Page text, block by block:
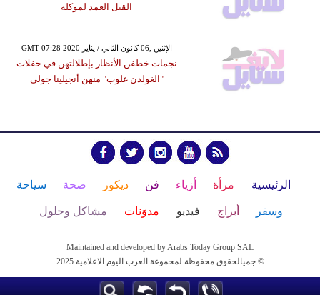
القتل العمد لموكله
GMT 07:28 2020 الإثنين ,06 كانون الثاني / يناير
نجمات خطفن الأنظار بإطلالتهن في حفلات
"الغولدن غلوب" منهن أنجيلينا جولي
الرئيسية مرأة أزياء فن ديكور صحة سياحة
وسفر أبراج فيديو مدوَنات مشاكل وحلول
Maintained and developed by Arabs Today Group SAL
جميالحقوق محفوظة لمجموعة العرب اليوم الاعلامية 2025 ©